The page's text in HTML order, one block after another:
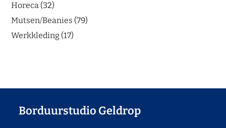
Horeca 32
Mutsen/Beanies 79
Werkkleding 17
Borduurstudio Geldrop